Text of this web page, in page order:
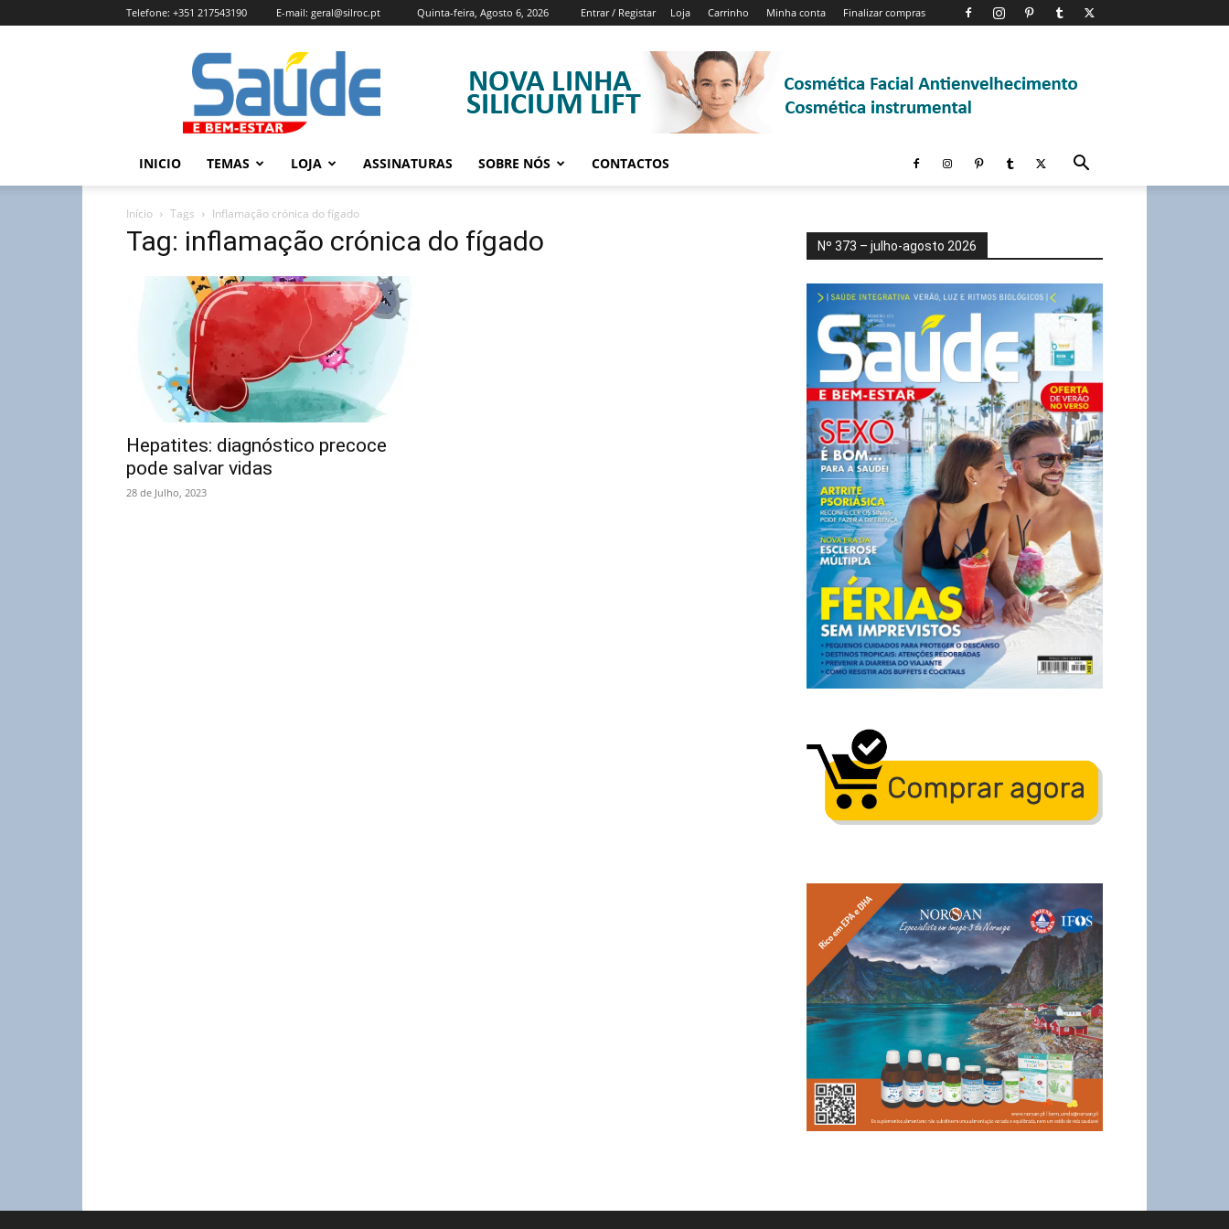
Quinta-feira, Agosto 6, 2026 Entrar / Registar Loja Carrinho Minha conta Finalizar compras
Telefone: +351 217543190 E-mail: geral@silroc.pt
Revista
Saúde
e
Bem
Estar
Edição
INICIO TEMAS LOJA ASSINATURAS SOBRE NÓS CONTACTOS
Início Tags Inflamação crónica do fígado
Tag: inflamação crónica do fígado
Hepatites: diagnóstico precoce
pode salvar vidas
28 de Julho, 2023
Nº 373 – julho-agosto 2026